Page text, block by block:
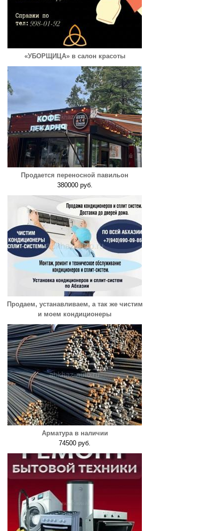
«УБОРЩИЦА» в салон красоты
Продается переносной павильон
380000 руб.
Продаем, устанавливаем, а так же чистим
и моем кондиционеры
Арматура в наличии
74500 руб.